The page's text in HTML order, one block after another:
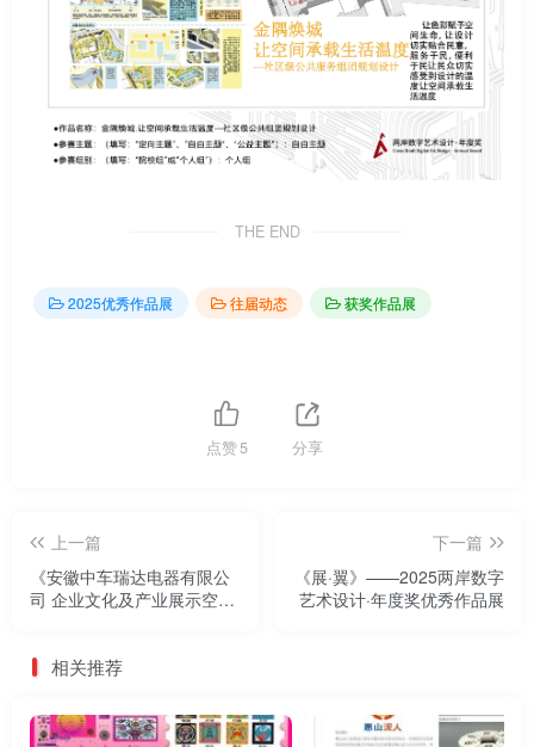
THE END
2025优秀作品展 往届动态 获奖作品展
点赞5 分享
上一篇
《安徽中车瑞达电器有限公
司 企业文化及产业展示空间
下一篇
《展·翼》——2025两岸数字
艺术设计·年度奖优秀作品展
相关推荐